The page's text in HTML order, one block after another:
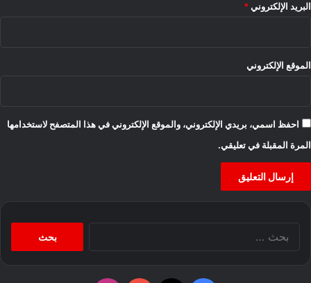
البريد الإلكتروني *
الموقع الإلكتروني
احفظ اسمي، بريدي الإلكتروني، والموقع الإلكتروني في هذا المتصفح لاستخدامها
المرة المقبلة في تعليقي.